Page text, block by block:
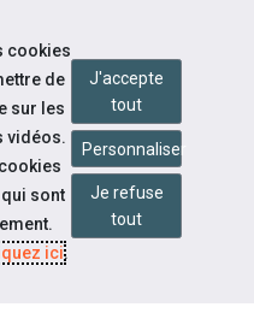
: VOTRE
cookies
de
sur les
vidéos.
qui sont
ici.
J'accepte
tout
Personnaliser
Je refuse
tout